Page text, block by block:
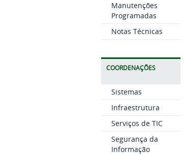
Manutenções
Programadas
Notas Técnicas
COORDENAÇÕES
Sistemas
Infraestrutura
Serviços de TIC
Segurança da
Informação